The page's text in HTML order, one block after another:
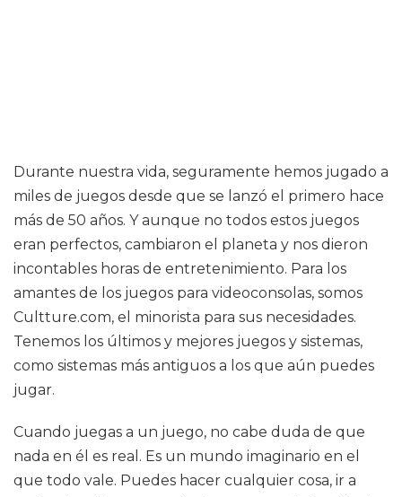
Durante nuestra vida, seguramente hemos jugado a
miles de juegos desde que se lanzó el primero hace
más de 50 años. Y aunque no todos estos juegos
eran perfectos, cambiaron el planeta y nos dieron
incontables horas de entretenimiento. Para los
amantes de los juegos para videoconsolas, somos
Cultture.com, el minorista para sus necesidades.
Tenemos los últimos y mejores juegos y sistemas,
como sistemas más antiguos a los que aún puedes
jugar.
Cuando juegas a un juego, no cabe duda de que
nada en él es real. Es un mundo imaginario en el
que todo vale. Puedes hacer cualquier cosa, ir a